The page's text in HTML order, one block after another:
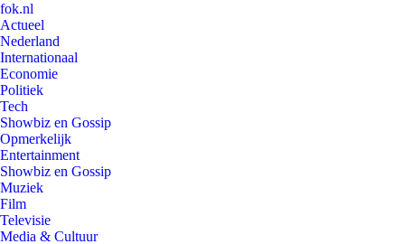
fok.nl
Actueel
Nederland
Internationaal
Economie
Politiek
Tech
Showbiz en Gossip
Opmerkelijk
Entertainment
Showbiz en Gossip
Muziek
Film
Televisie
Media & Cultuur